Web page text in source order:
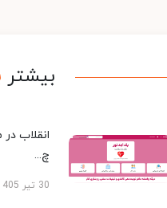
بیشتر
انقلاب در
چ...
30 تیر 1405